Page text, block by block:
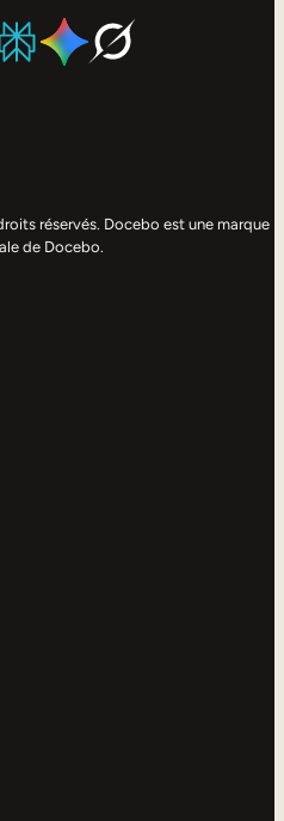
réservés. Docebo est une marque
de Docebo.